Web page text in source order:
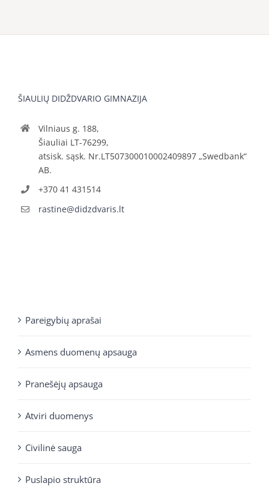
ŠIAULIŲ DIDŽDVARIO GIMNAZIJA
Vilniaus g. 188,
Šiauliai LT-76299,
atsisk. sąsk. Nr.LT507300010002409897 „Swedbank“
AB.
+370 41 431514
rastine@didzdvaris.lt
Pareigybių aprašai
Asmens duomenų apsauga
Pranešėjų apsauga
Atviri duomenys
Civilinė sauga
Puslapio struktūra